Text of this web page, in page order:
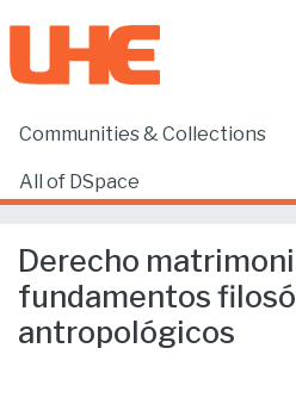
Communities & Collections
All of DSpace
Home
Facultad de Derecho
Derecho matrimonial: fundamentos filosóficos y antropológicos
Derecho
fundamentos
antropológicos